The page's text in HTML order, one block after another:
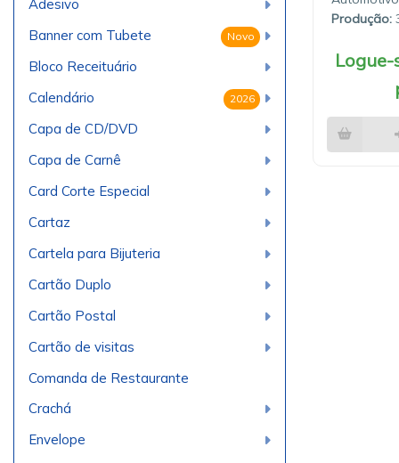
Adesivo
Novo
Banner com Tubete
Bloco Receituário
2026
Calendário
Capa de CD/DVD
Capa de Carnê
Card Corte Especial
Cartaz
Cartela para Bijuteria
Cartão Duplo
Cartão Postal
Cartão de visitas
Comanda de Restaurante
Crachá
Envelope
Produção:
Logue-